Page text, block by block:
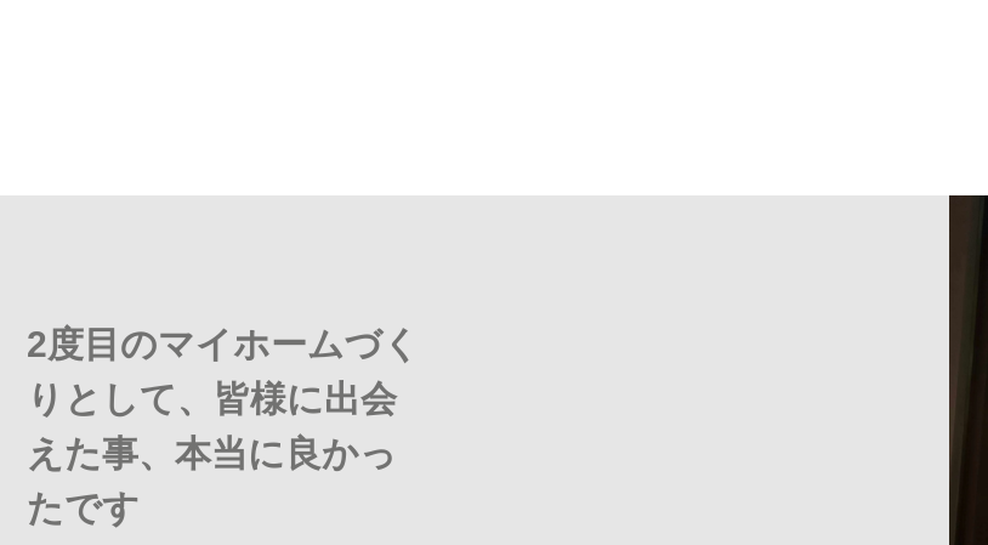
2度目のマイホームづく
りとして、皆様に出会
えた事、本当に良かっ
たです